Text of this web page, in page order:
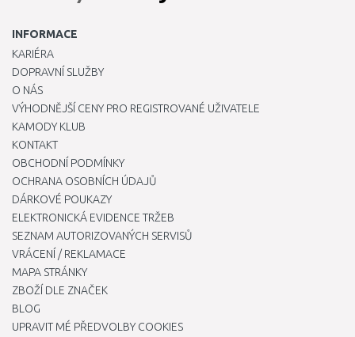
INFORMACE
KARIÉRA
DOPRAVNÍ SLUŽBY
O NÁS
VÝHODNĚJŠÍ CENY PRO REGISTROVANÉ UŽIVATELE
KAMODY KLUB
KONTAKT
OBCHODNÍ PODMÍNKY
OCHRANA OSOBNÍCH ÚDAJŮ
DÁRKOVÉ POUKAZY
ELEKTRONICKÁ EVIDENCE TRŽEB
SEZNAM AUTORIZOVANÝCH SERVISŮ
VRÁCENÍ / REKLAMACE
MAPA STRÁNKY
ZBOŽÍ DLE ZNAČEK
BLOG
UPRAVIT MÉ PŘEDVOLBY COOKIES